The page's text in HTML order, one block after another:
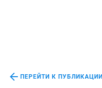
ПЕРЕЙТИ К ПУБЛИКАЦИИ